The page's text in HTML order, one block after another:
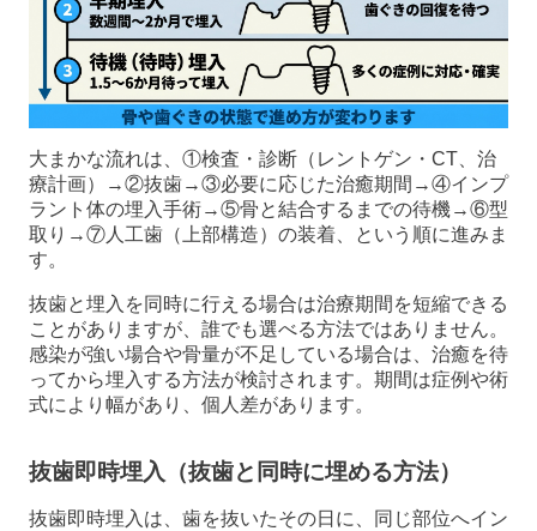
大まかな流れは、①検査・診断（レントゲン・CT、治
療計画）→②抜歯→③必要に応じた治癒期間→④インプ
ラント体の埋入手術→⑤骨と結合するまでの待機→⑥型
取り→⑦人工歯（上部構造）の装着、という順に進みま
す。
抜歯と埋入を同時に行える場合は治療期間を短縮できる
ことがありますが、誰でも選べる方法ではありません。
感染が強い場合や骨量が不足している場合は、治癒を待
ってから埋入する方法が検討されます。期間は症例や術
式により幅があり、個人差があります。
抜歯即時埋入（抜歯と同時に埋める方法）
抜歯即時埋入は、歯を抜いたその日に、同じ部位へイン